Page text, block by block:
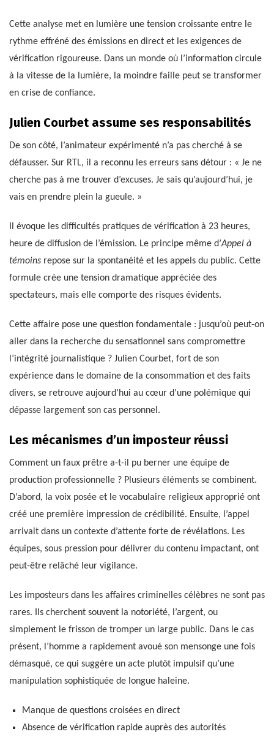
Cette analyse met en lumière une tension croissante entre le
rythme effréné des émissions en direct et les exigences de
vérification rigoureuse. Dans un monde où l’information circule
à la vitesse de la lumière, la moindre faille peut se transformer
en crise de confiance.
Julien Courbet assume ses responsabilités
De son côté, l’animateur expérimenté n’a pas cherché à se
défausser. Sur RTL, il a reconnu les erreurs sans détour : « Je ne
cherche pas à me trouver d’excuses. Je sais qu’aujourd’hui, je
vais en prendre plein la gueule. »
Il évoque les difficultés pratiques de vérification à 23 heures,
heure de diffusion de l’émission. Le principe même d’Appel à
témoins repose sur la spontanéité et les appels du public. Cette
formule crée une tension dramatique appréciée des
spectateurs, mais elle comporte des risques évidents.
Cette affaire pose une question fondamentale : jusqu’où peut-on
aller dans la recherche du sensationnel sans compromettre
l’intégrité journalistique ? Julien Courbet, fort de son
expérience dans le domaine de la consommation et des faits
divers, se retrouve aujourd’hui au cœur d’une polémique qui
dépasse largement son cas personnel.
Les mécanismes d’un imposteur réussi
Comment un faux prêtre a-t-il pu berner une équipe de
production professionnelle ? Plusieurs éléments se combinent.
D’abord, la voix posée et le vocabulaire religieux approprié ont
créé une première impression de crédibilité. Ensuite, l’appel
arrivait dans un contexte d’attente forte de révélations. Les
équipes, sous pression pour délivrer du contenu impactant, ont
peut-être relâché leur vigilance.
Les imposteurs dans les affaires criminelles célèbres ne sont pas
rares. Ils cherchent souvent la notoriété, l’argent, ou
simplement le frisson de tromper un large public. Dans le cas
présent, l’homme a rapidement avoué son mensonge une fois
démasqué, ce qui suggère un acte plutôt impulsif qu’une
manipulation sophistiquée de longue haleine.
Manque de questions croisées en direct
Absence de vérification rapide auprès des autorités